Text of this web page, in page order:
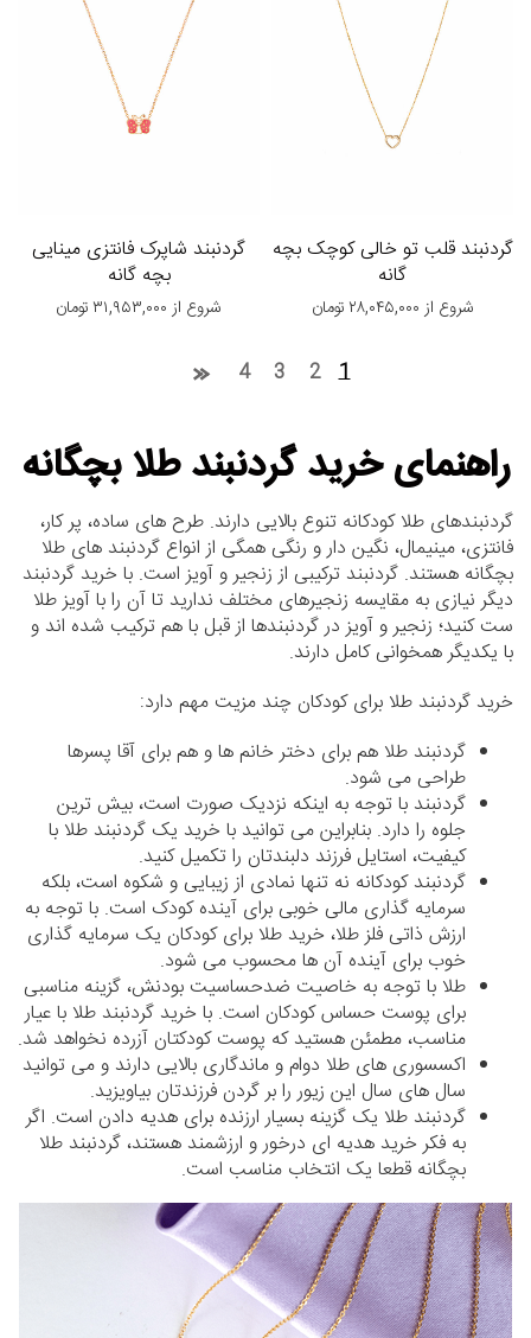
گردنبند قلب تو خالی کوچک بچه
گانه
شروع از ۲۸,۰۴۵,۰۰۰ تومان
گردنبند شاپرک فانتزی مینایی
بچه گانه
شروع از ۳۱,۹۵۳,۰۰۰تومان
1
2
3
4
راهنمای خرید گردنبند طلا بچگانه
گردنبندهای طلا کودکانه تنوع بالایی دارند. طرح های ساده، پر کار،
فانتزی، مینیمال، نگین دار و رنگی همگی از انواع گردنبند های طلا
بچگانه هستند. گردنبند ترکیبی از زنجیر و آویز است. با خرید گردنبند
دیگر نیازی به مقایسه زنجیرهای مختلف ندارید تا آن را با آویز طلا
ست کنید؛ زنجیر و آویز در گردنبندها از قبل با هم ترکیب شده اند و
با یکدیگر همخوانی کامل دارند.
خرید گردنبند طلا برای کودکان چند مزیت مهم دارد:
گردنبند طلا هم برای دختر خانم ها و هم برای آقا پسرها
طراحی می شود.
گردنبند با توجه به اینکه نزدیک صورت است، بیش ترین
جلوه را دارد. بنابراین می توانید با خرید یک گردنبند طلا با
کیفیت، استایل فرزند دلبندتان را تکمیل کنید.
گردنبند کودکانه نه تنها نمادی از زیبایی و شکوه است، بلکه
سرمایه گذاری مالی خوبی برای آینده کودک است. با توجه به
ارزش ذاتی فلز طلا، خرید طلا برای کودکان یک سرمایه گذاری
خوب برای آینده آن ها محسوب می شود.
طلا با توجه به خاصیت ضدحساسیت بودنش، گزینه مناسبی
برای پوست حساس کودکان است. با خرید گردنبند طلا با عیار
مناسب، مطمئن هستید که پوست کودکتان آزرده نخواهد شد.
اکسسوری های طلا دوام و ماندگاری بالایی دارند و می توانید
سال های سال این زیور را بر گردن فرزندتان بیاویزید.
گردنبند طلا یک گزینه بسیار ارزنده برای هدیه دادن است. اگر
به فکر خرید هدیه ای درخور و ارزشمند هستند، گردنبند طلا
بچگانه قطعا یک انتخاب مناسب است.